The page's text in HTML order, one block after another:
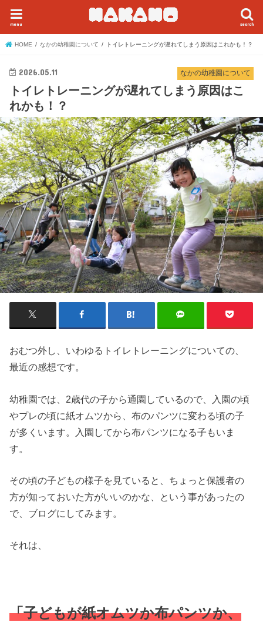
search
menu
HOME なかの幼稚園について トイレトレーニングが遅れてしまう原因はこれかも！？
なかの幼稚園について
2026.05.11
トイレトレーニングが遅れてしまう原因はこ
れかも！？
おむつ外し、いわゆるトイレトレーニングについての、
最近の感想です。
幼稚園では、2歳代の子から通園しているので、入園の頃
やプレの頃に紙オムツから、布のパンツに変わる頃の子
が多くいます。入園してから布パンツになる子もいま
す。
その頃の子どもの様子を見ていると、ちょっと保護者の
方が知っておいた方がいいのかな、という事があったの
で、ブログにしてみます。
それは、
「子どもが紙オムツか布パンツか、